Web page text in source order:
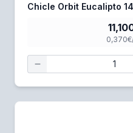
Chicle Orbit Eucalipto